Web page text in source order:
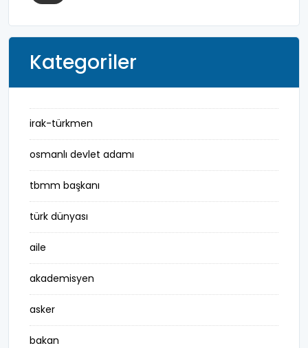
Kategoriler
irak-türkmen
osmanlı devlet adamı
tbmm başkanı
türk dünyası
aile
akademisyen
asker
bakan